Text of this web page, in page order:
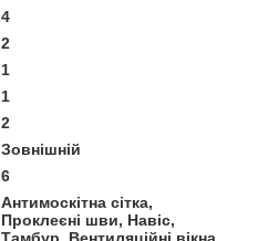
4
2
1
1
2
Зовнішній
6
Антимоскітна сітка,
Проклеєні шви, Навіс,
Тамбур, Вентиляційні вікна,